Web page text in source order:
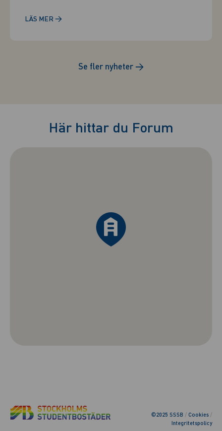
LÄS MER →
Se fler nyheter →
Här hittar du Forum
©2025 SSSB / Cookies /
Integritetspolicy